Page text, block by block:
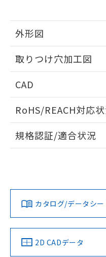
外形図
取りつけ穴加工図
CAD
ドすることができます
ログ
ダウンロードデータをご利
みください。
ソフトウェアの使用条件
RoHS/REACH対応
EU RoHS 注意事項・
対応済み
中国 RoHS 注意事項・
規格認証/適合状況
カタログ/データシ
2D CADデータ